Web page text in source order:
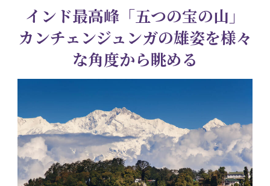
インド最高峰「五つの宝の山」
カンチェンジュンガの雄姿を様々
な角度から眺める